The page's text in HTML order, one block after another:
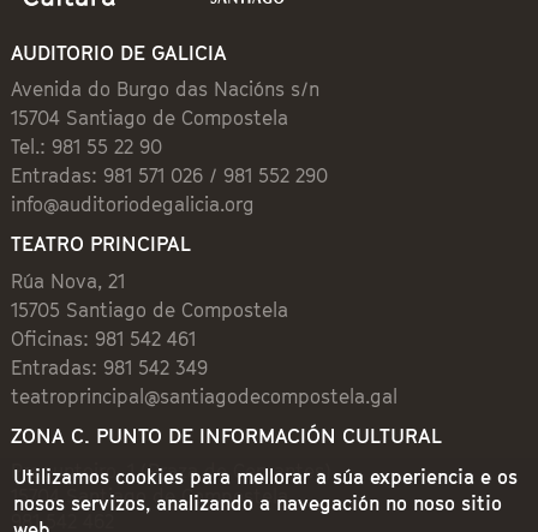
AUDITORIO DE GALICIA
Avenida do Burgo das Nacións s/n
15704 Santiago de Compostela
Tel.: 981 55 22 90
Entradas: 981 571 026 / 981 552 290
info@auditoriodegalicia.org
TEATRO PRINCIPAL
Rúa Nova, 21
15705 Santiago de Compostela
Oficinas: 981 542 461
Entradas: 981 542 349
teatroprincipal@santiagodecompostela.gal
ZONA C. PUNTO DE INFORMACIÓN CULTURAL
Preguntoiro, 1 (Praza de Cervantes)
15704 Santiago de Compostela
981 542 462
Utilizamos cookies para mellorar a súa experiencia e os
nosos servizos, analizando a navegación no noso sitio